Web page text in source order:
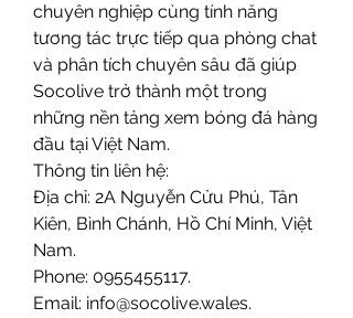
chuyên nghiệp cùng tính năng
tương tác trực tiếp qua phòng chat
và phân tích chuyên sâu đã giúp
Socolive trở thành một trong
những nền tảng xem bóng đá hàng
đầu tại Việt Nam.
Thông tin liên hệ:
Địa chỉ: 2A Nguyễn Cửu Phú, Tân
Kiên, Bình Chánh, Hồ Chí Minh, Việt
Nam.
Phone: 0955455117.
Email: info@socolive.wales.